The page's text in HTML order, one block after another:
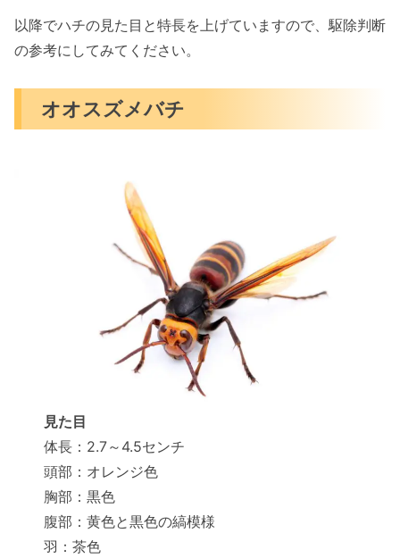
以降でハチの見た目と特長を上げていますので、駆除判断
の参考にしてみてください。
オオスズメバチ
見た目
体長：2.7～4.5センチ
頭部：オレンジ色
胸部：黒色
腹部：黄色と黒色の縞模様
羽：茶色